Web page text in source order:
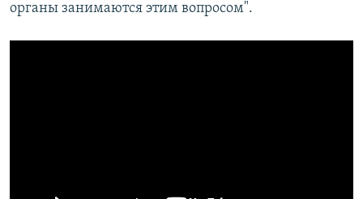
органы занимаются этим вопросом".